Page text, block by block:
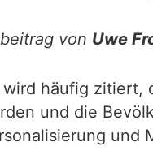
von Uwe
häufig
und die
und